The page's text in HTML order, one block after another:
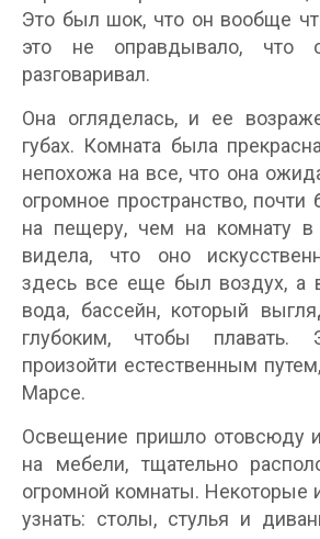
Это был шок, что он вообще
это не оправдывало,
разговаривал.
Она огляделась, и ее
губах. Комната была
непохожа на все, что она
огромное пространство,
на пещеру, чем на комнату в
видела, что оно
здесь все еще был воздух, а
вода, бассейн, который
глубоким, чтобы
произойти естественным
Марсе.
Освещение пришло отовсюду
на мебели, тщательно
огромной комнаты. Некоторые
узнать: столы, стулья и